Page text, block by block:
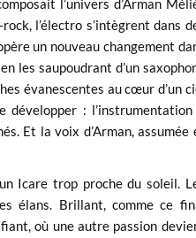
l’univers d’Arman
l’électro s’intègrent dans
un nouveau changement
les saupoudrant d’un
évanescentes au cœur d’un
développer : l’instrumentation
Et la voix d’Arman, assumée
Icare trop proche du soleil.
élans. Brillant, comme ce
où une autre passion